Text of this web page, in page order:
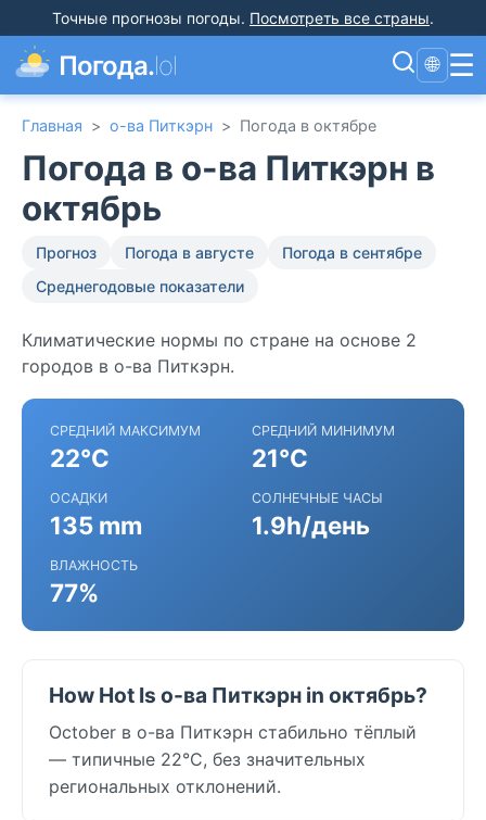
Точные прогнозы погоды. Посмотреть все страны.
Погода.lol 🌐 ☰
Главная > о-ва Питкэрн > Погода в октябре
Погода в о-ва Питкэрн в
октябрь
Прогноз Погода в августе
Погода в сентябре
Среднегодовые показатели
Климатические нормы по стране на основе 2
городов в о-ва Питкэрн.
СРЕДНИЙ МАКСИМУМ
22°C
СРЕДНИЙ МИНИМУМ
21°C
ОСАДКИ
135 mm
СОЛНЕЧНЫЕ ЧАСЫ
1.9h/день
ВЛАЖНОСТЬ
77%
How Hot Is о-ва Питкэрн in октябрь?
October в о-ва Питкэрн стабильно тёплый
— типичные 22°C, без значительных
региональных отклонений.